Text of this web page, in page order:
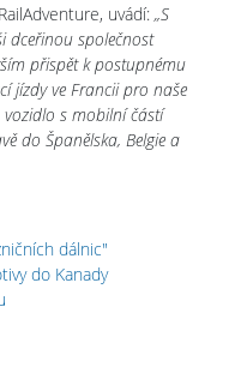
uvádí: „S
dceřinou společnost
přispět k postupnému
jízdy ve Francii pro naše
vozidlo s mobilní částí
do Španělska, Belgie a
dálnic"
do Kanady